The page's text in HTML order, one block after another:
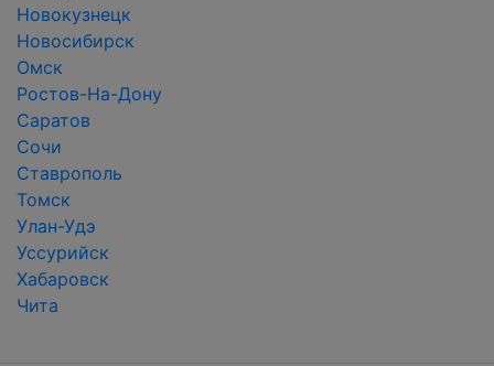
Новокузнецк
Новосибирск
Омск
Ростов-На-Дону
Саратов
Сочи
Ставрополь
Томск
Улан-Удэ
Уссурийск
Хабаровск
Чита